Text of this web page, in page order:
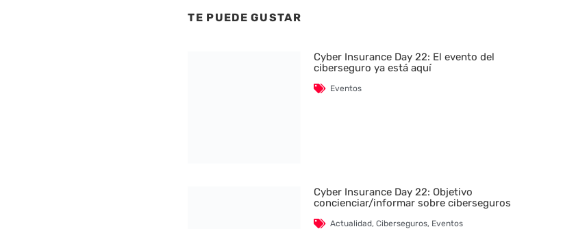
TE PUEDE GUSTAR
Cyber Insurance Day 22: El evento del
ciberseguro ya está aquí
Eventos
Cyber Insurance Day 22: Objetivo
concienciar/informar sobre ciberseguros
Actualidad, Ciberseguros, Eventos